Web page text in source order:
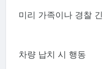
미리 가족이나 경찰
차량 납치 시 행동